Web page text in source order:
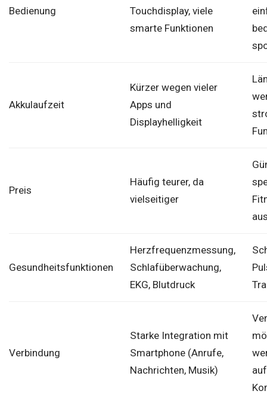
Bedienung
Touchdisplay, viele
smarte Funktionen
Akkulaufzeit
Kürzer wegen vieler
Apps und
Displayhelligkeit
Preis
Häufig teurer, da
vielseitiger
Gesundheitsfunktionen
Herzfrequenzmessung,
Schlafüberwachung,
EKG, Blutdruck
Verbindung
Starke Integration mit
Smartphone (Anrufe,
Nachrichten, Musik)
auf